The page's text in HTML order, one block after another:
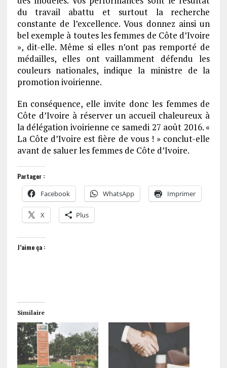
du travail abattu et surtout la recherche
constante de l’excellence. Vous donnez ainsi un
bel exemple à toutes les femmes de Côte d’Ivoire
», dit-elle. Même si elles n’ont pas remporté de
médailles, elles ont vaillamment défendu les
couleurs nationales, indique la ministre de la
promotion ivoirienne.
En conséquence, elle invite donc les femmes de
Côte d’Ivoire à réserver un accueil chaleureux à
la délégation ivoirienne ce samedi 27 août 2016. «
La Côte d’Ivoire est fière de vous ! » conclut-elle
avant de saluer les femmes de Côte d’Ivoire.
Partager :
Facebook WhatsApp Imprimer
X Plus
J’aime ça :
Similaire